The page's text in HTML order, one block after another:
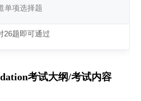
单项选择题
26题即可通过
考试大纲/考试内容